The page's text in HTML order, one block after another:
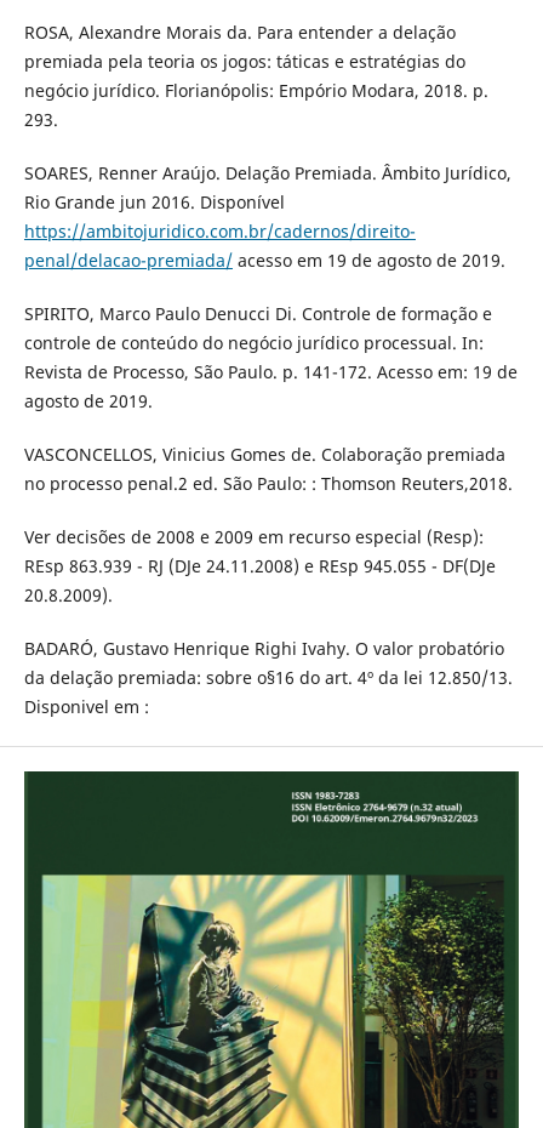
ROSA, Alexandre Morais da. Para entender a delação
premiada pela teoria os jogos: táticas e estratégias do
negócio jurídico. Florianópolis: Empório Modara, 2018. p.
293.
SOARES, Renner Araújo. Delação Premiada. Âmbito Jurídico,
Rio Grande jun 2016. Disponível
https://ambitojuridico.com.br/cadernos/direito-
penal/delacao-premiada/acesso em 19 de agosto de 2019.
SPIRITO, Marco Paulo Denucci Di. Controle de formação e
controle de conteúdo do negócio jurídico processual. In:
Revista de Processo, São Paulo. p. 141-172. Acesso em: 19 de
agosto de 2019.
VASCONCELLOS, Vinicius Gomes de. Colaboração premiada
no processo penal.2 ed. São Paulo: : Thomson Reuters,2018.
Ver decisões de 2008 e 2009 em recurso especial (Resp):
REsp 863.939 - RJ (DJe 24.11.2008) e REsp 945.055 - DF(DJe
20.8.2009).
BADARÓ, Gustavo Henrique Righi Ivahy. O valor probatório
da delação premiada: sobre o§16 do art. 4º da lei 12.850/13.
Disponivel em :